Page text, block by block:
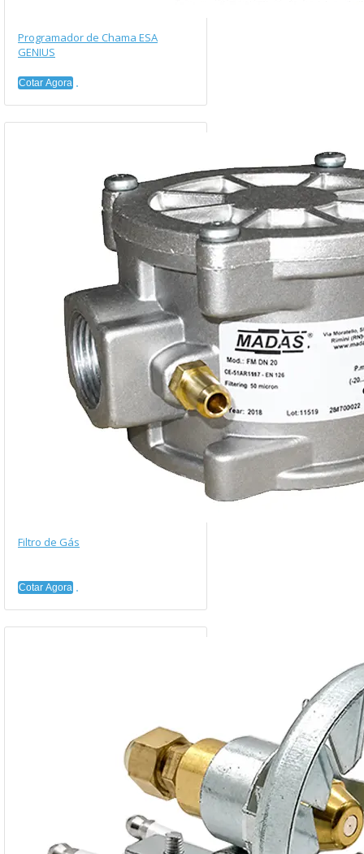
Programador de Chama ESA
GENIUS
Cotar Agora
Filtro de Gás
Cotar Agora